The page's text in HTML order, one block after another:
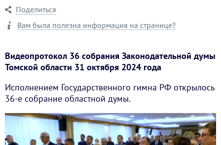
Поделиться
Вам была полезна информация на странице?
Видеопротокол 36 собрания Законодательной думы
Томской области 31 октября 2024 года
Исполнением Государственного гимна РФ открылось
36-е собрание областной думы.